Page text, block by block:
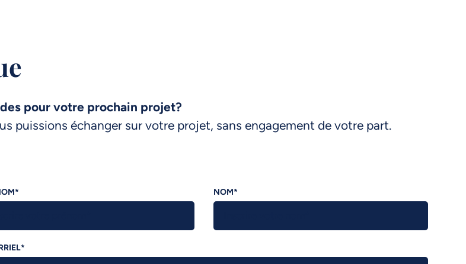
pour votre prochain projet?
puissions échanger sur votre projet, sans engagement de votre part.
* NOM*
*